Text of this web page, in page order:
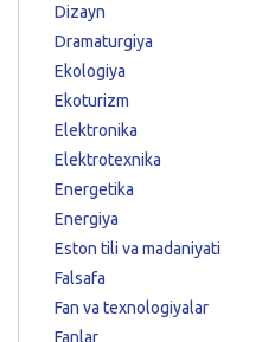
Dizayn
Dramaturgiya
Ekologiya
Ekoturizm
Elektronika
Elektrotexnika
Energetika
Energiya
Eston tili va madaniyati
Falsafa
Fan va texnologiyalar
Fanlar